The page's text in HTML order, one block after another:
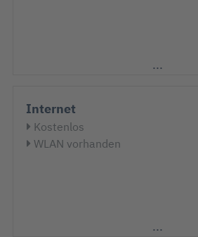
Internet
Kostenlos
WLAN vorhanden